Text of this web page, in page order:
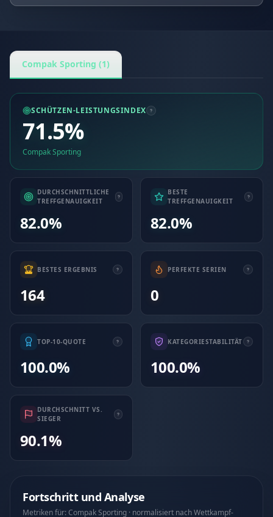
Compak Sporting (1)
SCHÜTZEN-LEISTUNGSINDEX
71.5%
Compak Sporting
DURCHSCHNITTLICHE
TREFFGENAUIGKEIT
82.0%
BESTE
TREFFGENAUIGKEIT
82.0%
BESTES ERGEBNIS
164
PERFEKTE SERIEN
0
TOP-10-QUOTE
100.0%
KATEGORIESTABILITÄT
100.0%
DURCHSCHNITT VS.
SIEGER
90.1%
Fortschritt und Analyse
Metriken für: Compak Sporting · normalisiert nach Wettkampf-